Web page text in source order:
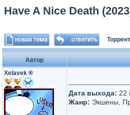
Have A Nice Death
Автор
Xelavek ®
Дата выхода: 22
Жанр: Экшены,